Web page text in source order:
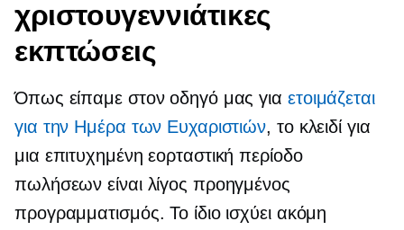
χριστουγεννιάτικες
εκπτώσεις
Όπως είπαμε στον οδηγό μας για ετοιμάζεται
για την Ημέρα των Ευχαριστιών, το κλειδί για
μια επιτυχημένη εορταστική περίοδο
πωλήσεων είναι λίγος προηγμένος
προγραμματισμός. Το ίδιο ισχύει ακόμη